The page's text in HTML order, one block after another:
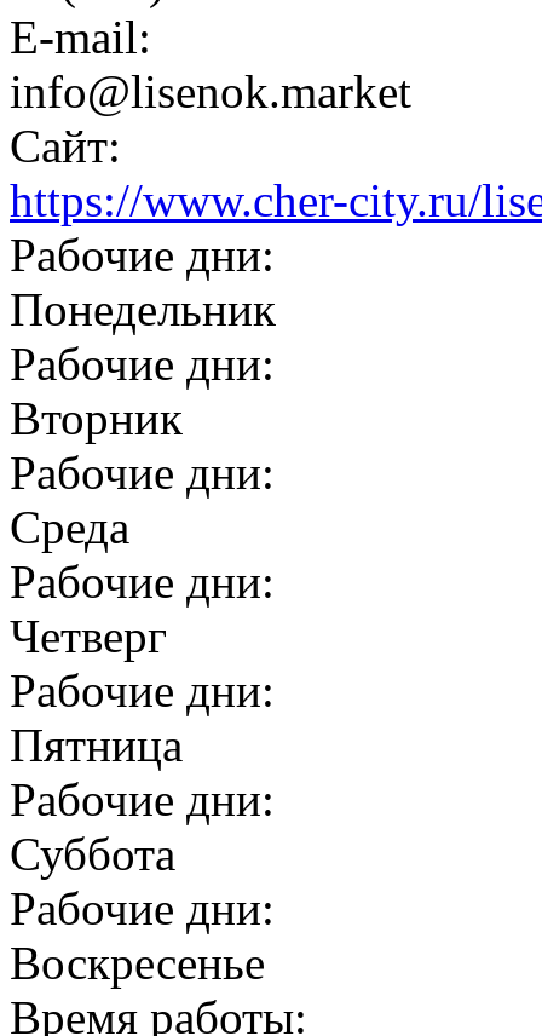
E-mail:
info@lisenok.market
Сайт:
https://www.cher-city.ru/
Рабочие дни:
Понедельник
Рабочие дни:
Вторник
Рабочие дни:
Среда
Рабочие дни:
Четверг
Рабочие дни:
Пятница
Рабочие дни:
Суббота
Рабочие дни:
Воскресенье
Время работы: